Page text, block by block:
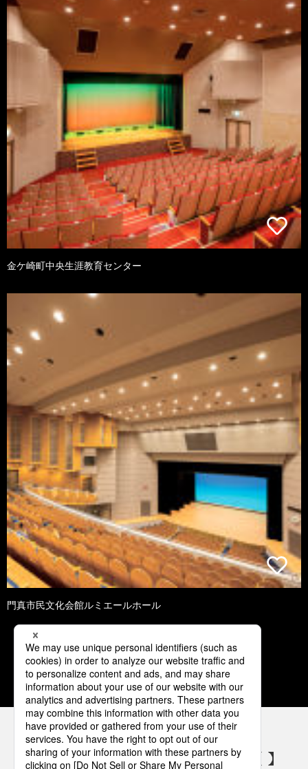
金ケ崎町中央生涯教育センター
門真市民文化会館ルミエールホール
1 2 3 4 5
パナソニックの電気設備 SNSアカウント